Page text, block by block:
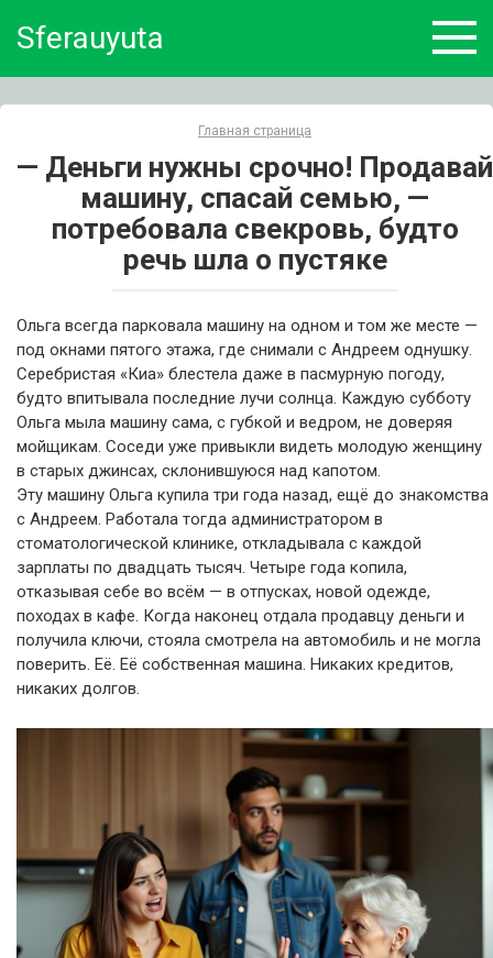
Sferauyuta
Главная страница
— Деньги нужны срочно! Продавай
машину, спасай семью, —
потребовала свекровь, будто
речь шла о пустяке
Ольга всегда парковала машину на одном и том же месте —
под окнами пятого этажа, где снимали с Андреем однушку.
Серебристая «Киа» блестела даже в пасмурную погоду,
будто впитывала последние лучи солнца. Каждую субботу
Ольга мыла машину сама, с губкой и ведром, не доверяя
мойщикам. Соседи уже привыкли видеть молодую женщину
в старых джинсах, склонившуюся над капотом.
Эту машину Ольга купила три года назад, ещё до знакомства
с Андреем. Работала тогда администратором в
стоматологической клинике, откладывала с каждой
зарплаты по двадцать тысяч. Четыре года копила,
отказывая себе во всём — в отпусках, новой одежде,
походах в кафе. Когда наконец отдала продавцу деньги и
получила ключи, стояла смотрела на автомобиль и не могла
поверить. Её. Её собственная машина. Никаких кредитов,
никаких долгов.